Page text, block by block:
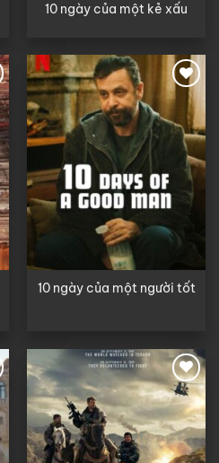
10 ngày của một kẻ xấu
10 ngày của một người tốt